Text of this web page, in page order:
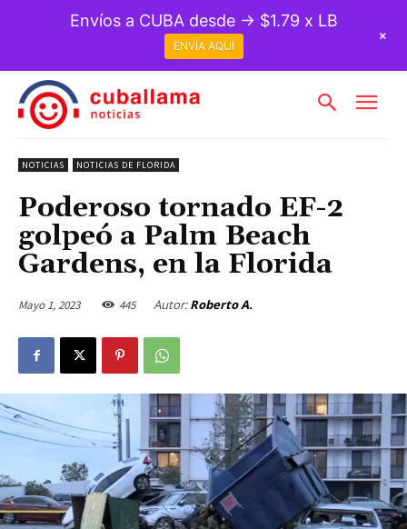
NOTICIAS NOTICIAS DE FLORIDA
Poderoso tornado EF-2
golpeó a Palm Beach
Gardens, en la Florida
Mayo 1, 2023 445 Autor: Roberto A.
Envíos a CUBA desde → $1.79 x LB
ENVÍA AQUÍ
+